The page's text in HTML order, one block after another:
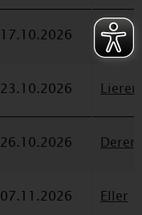
17.10.2026 Eller
23.10.2026
26.10.2026
07.11.2026 Eller